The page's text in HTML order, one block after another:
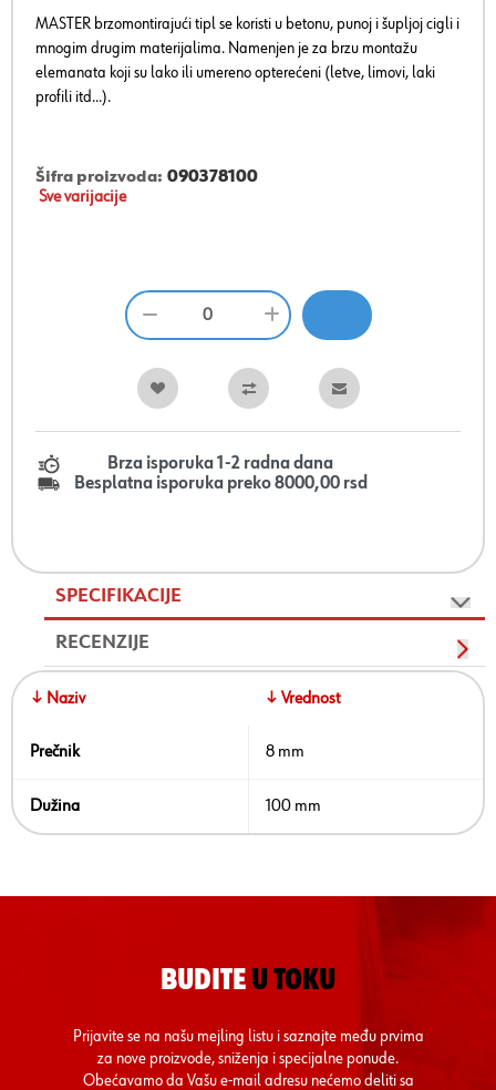
MASTER brzomontirajući tipl se koristi u betonu, punoj i šupljoj cigli i
mnogim drugim materijalima. Namenjen je za brzu montažu
elemanata koji su lako ili umereno opterećeni (letve, limovi, laki
profili itd...).
Šifra proizvoda: 090378100
Sve varijacije
Brza isporuka 1-2 radna dana
Besplatna isporuka preko 8000,00 rsd
SPECIFIKACIJE
RECENZIJE
↓ Naziv ↓ Vrednost
Prečnik 8 mm
Dužina 100 mm
BUDITE U TOKU
Prijavite se na našu mejling listu i saznajte među prvima
za nove proizvode, sniženja i specijalne ponude.
Obećavamo da Vašu e-mail adresu nećemo deliti sa